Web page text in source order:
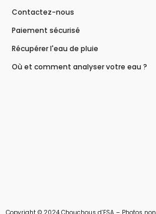
Contactez-nous
Paiement sécurisé
Récupérer l'eau de pluie
Où et comment analyser votre eau ?